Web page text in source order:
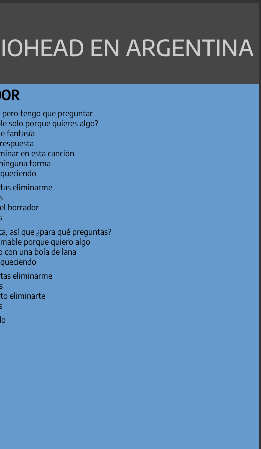
EN ARGENTINA
tengo que preguntar
solo porque quieres algo?
fantasía
en esta canción
forma
eliminarme
borrador
así que ¿para qué preguntas?
porque quiero algo
con una bola de lana
intentas eliminarme
eliminarte